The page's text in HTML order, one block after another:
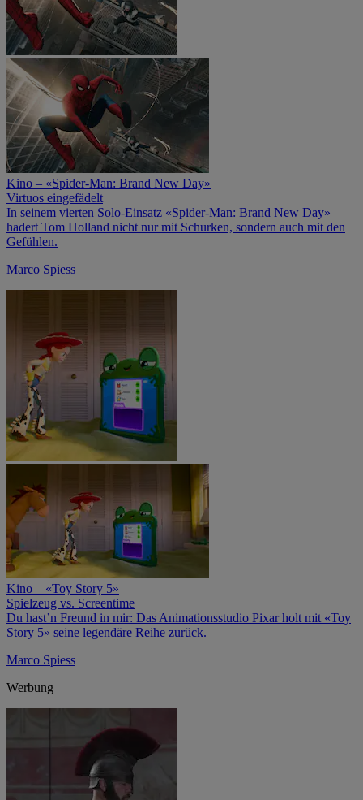
Kino – «Spider-Man: Brand New Day»
Virtuos eingefädelt
In seinem vierten Solo-Einsatz «Spider-Man: Brand New Day»
hadert Tom Holland nicht nur mit Schurken, sondern auch mit den
Gefühlen.
Marco Spiess
Kino – «Toy Story 5»
Spielzeug vs. Screentime
Du hast’n Freund in mir: Das Anima­tionsstudio Pixar holt mit «Toy
Story 5» seine legendäre Reihe zurück.
Marco Spiess
Werbung